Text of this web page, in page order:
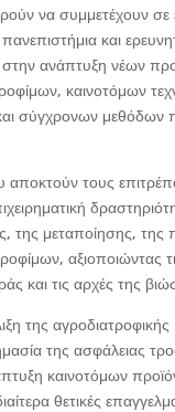
να συμμετέχουν σε
και
ανάπτυξη νέων
καινοτόμων
σύγχρονων μεθόδων
αποκτούν τους
της μεταποίησης, της
αξιοποιώντας
και τις αρχές της
της αγροδιατροφικής
της ασφάλειας
καινοτόμων
θετικές